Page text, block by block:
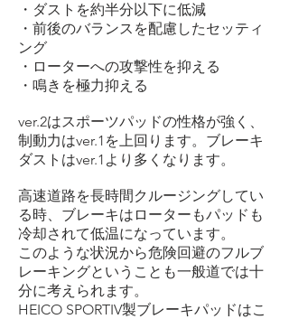
・ダストを約半分以下に低減
・前後のバランスを配慮したセッティ
ング
・ローターへの攻撃性を抑える
・鳴きを極力抑える
ver.2はスポーツパッドの性格が強く、
制動力はver.1を上回ります。ブレーキ
ダストはver.1より多くなります。
高速道路を長時間クルージングしてい
る時、ブレーキはローターもパッドも
冷却されて低温になっています。
このような状況から危険回避のフルブ
レーキングということも一般道では十
分に考えられます。
HEICO SPORTIV製ブレーキパッドはこ